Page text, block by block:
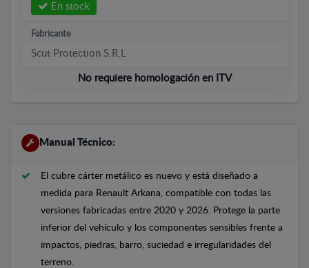
En stock
Fabricante
Scut Protection S.R.L
No requiere homologación en ITV
Manual Técnico:
El cubre cárter metálico es nuevo y está diseñado a
medida para Renault Arkana, compatible con todas las
versiones fabricadas entre 2020 y 2026. Protege la parte
inferior del vehículo y los componentes sensibles frente a
impactos, piedras, barro, suciedad e irregularidades del
terreno.